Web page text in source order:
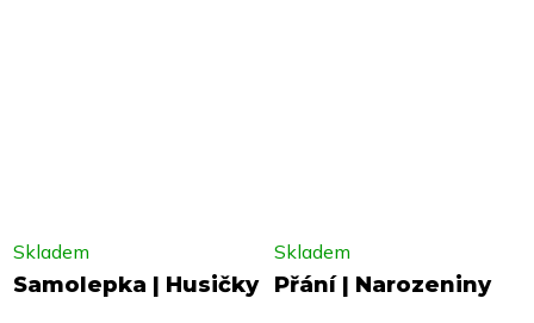
Samolepka | Husičky
Skladem
Přání | Narozeniny
Skladem